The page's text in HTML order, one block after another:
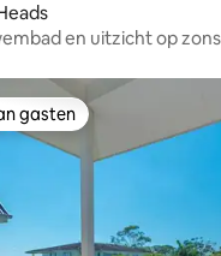
en uitzicht op
gasten
gasten